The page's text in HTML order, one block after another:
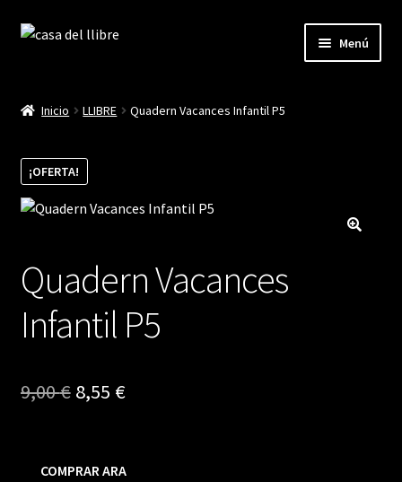
Ir
navegación
Ir
Menú
Cistella
La meva compte
Inicio LLIBRE Quadern Vacances Infantil P5
¡OFERTA!
Quadern Vacances
Infantil P5
9,00€ El
8,55 €El
COMPRAR ARA